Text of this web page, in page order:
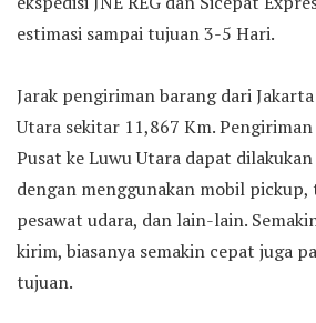
estimasi sampai tujuan 3-5 Hari.
Jarak pengiriman barang dari
Utara sekitar 11,867 Km.
Pusat ke Luwu Utara dapat
dengan menggunakan mobil pickup,
pesawat udara, dan lain-lain.
kirim, biasanya semakin cepat juga
tujuan.